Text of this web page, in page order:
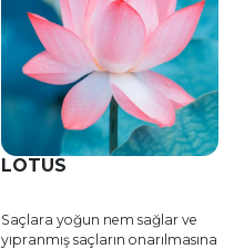
LOTUS
Saçlara yoğun nem sağlar ve
yıpranmış saçların onarılmasına